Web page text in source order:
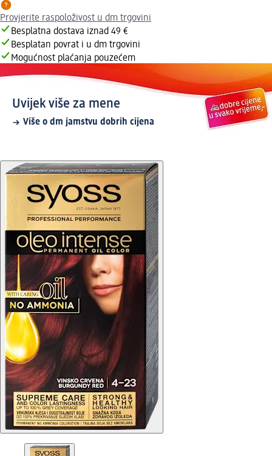
Provjerite raspoloživost u dm trgovini
Besplatna dostava iznad 49 €
Besplatan povrat i u dm trgovini
Mogućnost plaćanja pouzećem
Uvijek više za mene
Više o dm jamstvu dobrih cijena